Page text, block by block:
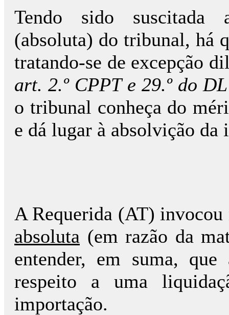
Tendo sido suscitada
(absoluta) do tribunal, há
tratando-se de excepção
art. 2.º CPPT e 29.º do
o tribunal conheça do
e dá lugar à absolvição da
A Requerida (AT) invocou
absoluta (em razão da
entender, em suma,
respeito a uma
importação.